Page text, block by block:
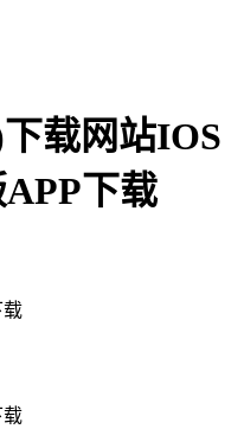
载网站IOS
下载
载
载